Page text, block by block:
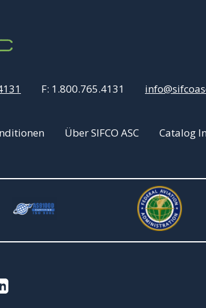
F: 1.800.765.4131
Über SIFCO ASC Catalog